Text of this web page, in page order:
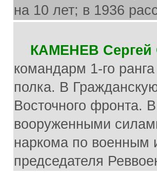
на 10 лет; в 1936
КАМЕНЕВ Сергей
командарм 1-го
полка. В
Восточного фронта.
вооруженными
наркома по военным
председателя